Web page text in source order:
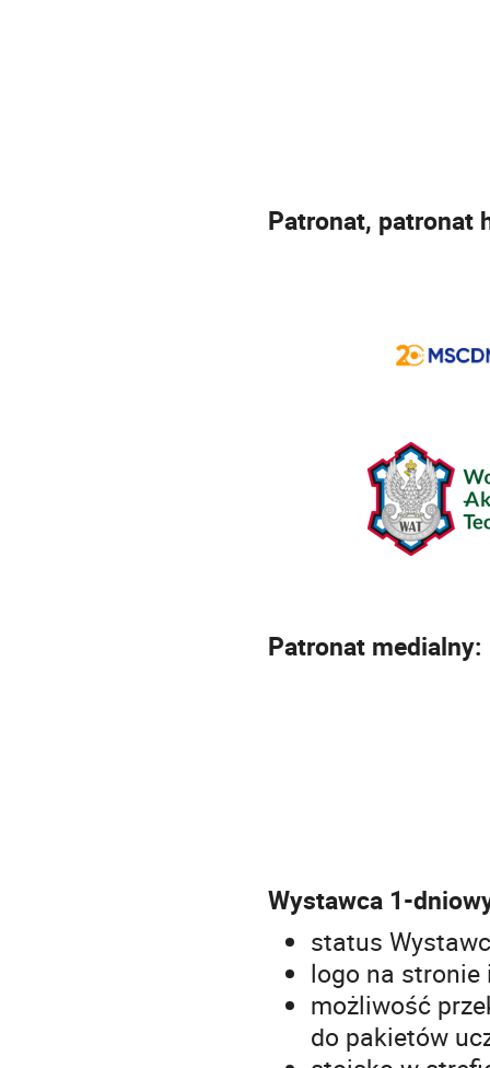
Patronat, patronat
Patronat medialny:
Wystawca 1-
status
logo na stronie
możliwość
do pakietów